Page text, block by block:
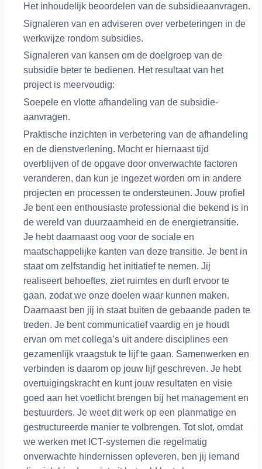
Het inhoudelijk beoordelen van de subsidieaanvragen.
Signaleren van en adviseren over verbeteringen in de
werkwijze rondom subsidies.
Signaleren van kansen om de doelgroep van de
subsidie beter te bedienen. Het resultaat van het
project is meervoudig:
Soepele en vlotte afhandeling van de subsidie-
aanvragen.
Praktische inzichten in verbetering van de afhandeling
en de dienstverlening. Mocht er hiernaast tijd
overblijven of de opgave door onverwachte factoren
veranderen, dan kun je ingezet worden om in andere
projecten en processen te ondersteunen. Jouw profiel
Je bent een enthousiaste professional die bekend is in
de wereld van duurzaamheid en de energietransitie.
Je hebt daarnaast oog voor de sociale en
maatschappelijke kanten van deze transitie. Je bent in
staat om zelfstandig het initiatief te nemen. Jij
realiseert behoeftes, ziet ruimtes en durft ervoor te
gaan, zodat we onze doelen waar kunnen maken.
Daarnaast ben jij in staat buiten de gebaande paden te
treden. Je bent communicatief vaardig en je houdt
ervan om met collega’s uit andere disciplines een
gezamenlijk vraagstuk te lijf te gaan. Samenwerken en
verbinden is daarom op jouw lijf geschreven. Je hebt
overtuigingskracht en kunt jouw resultaten en visie
goed aan het voetlicht brengen bij het management en
bestuurders. Je weet dit werk op een planmatige en
gestructureerde manier te volbrengen. Tot slot, omdat
we werken met ICT-systemen die regelmatig
onverwachte hindernissen opleveren, ben jij iemand